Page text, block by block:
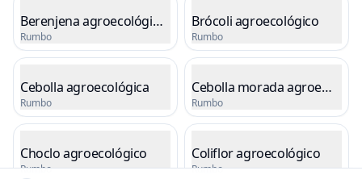
Berenjena agroecológica
Rumbo
Cargando precio
Brócoli agroecológico
Rumbo
Cargando precio
Cebolla agroecológica
Rumbo
Cargando precio
Cebolla morada
Rumbo
Cargando precio
Choclo agroecológico
Rumbo
Coliflor agroecológico
Rumbo